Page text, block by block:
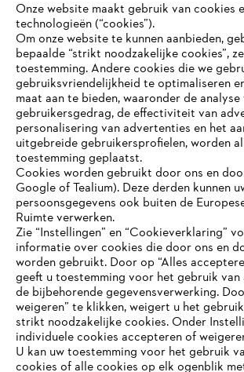
Bedrijf
STIHL FAQ
Contact
JE BROWSER WORDT NIET
ONDERSTEUND
Je gebruikt een browser die we nog niet
onze website optimaal te kunnen gebruiken,
je overschakelt op één van de volgende
Onze website maakt gebruik van cookies
technologieën (“cookies”).
Om onze website te kunnen aanbieden,
bepaalde “strikt noodzakelijke cookies”,
toestemming. Andere cookies die we
gebruiksvriendelijkheid te optimaliseren
maat aan te bieden, waaronder de analyse
gebruikersgedrag, de effectiviteit van
personalisering van advertenties en het
uitgebreide gebruikersprofielen, worden
toestemming geplaatst.
Cookies worden gebruikt door ons en
Google of Tealium). Deze derden kunnen
persoonsgegevens ook buiten de
Ruimte verwerken.
Zie “Instellingen” en “Cookieverklaring”
informatie over cookies die door ons en
worden gebruikt. Door op “Alles
geeft u toestemming voor het gebruik van
de bijbehorende gegevensverwerking.
weigeren” te klikken, weigert u het
strikt noodzakelijke cookies. Onder
individuele cookies accepteren of
U kan uw toestemming voor het gebruik
cookies of alle cookies op elk ogenblik